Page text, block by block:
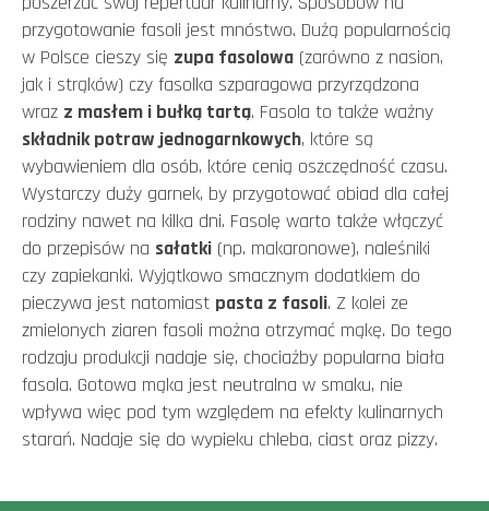
przygotowanie fasoli jest mnóstwo. Dużą popularnością
w Polsce cieszy się zupa fasolowa (zarówno z nasion,
jak i strąków) czy fasolka szparagowa przyrządzona
wraz z masłem i bułką tartą. Fasola to także ważny
składnik potraw jednogarnkowych, które są
wybawieniem dla osób, które cenią oszczędność czasu.
Wystarczy duży garnek, by przygotować obiad dla całej
rodziny nawet na kilka dni. Fasolę warto także włączyć
do przepisów na sałatki (np. makaronowe), naleśniki
czy zapiekanki. Wyjątkowo smacznym dodatkiem do
pieczywa jest natomiast pasta z fasoli. Z kolei ze
zmielonych ziaren fasoli można otrzymać mąkę. Do tego
rodzaju produkcji nadaje się, chociażby popularna biała
fasola. Gotowa mąka jest neutralna w smaku, nie
wpływa więc pod tym względem na efekty kulinarnych
starań. Nadaje się do wypieku chleba, ciast oraz pizzy.